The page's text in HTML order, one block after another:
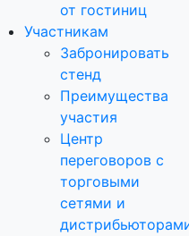
от гостиниц
Участникам
Забронировать
стенд
Преимущества
участия
Центр
переговоров с
торговыми
сетями и